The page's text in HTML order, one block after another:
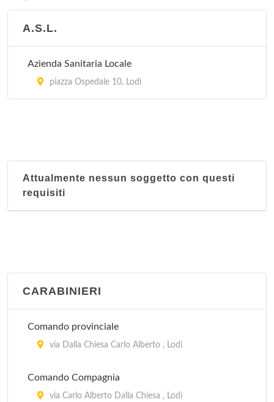
A.S.L.
Azienda Sanitaria Locale
piazza Ospedale 10, Lodi
Attualmente nessun soggetto con questi
requisiti
CARABINIERI
Comando provinciale
via Dalla Chiesa Carlo Alberto , Lodi
Comando Compagnia
via Carlo Alberto Dalla Chiesa , Lodi